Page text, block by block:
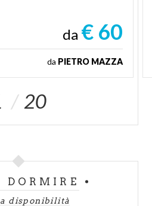
da € 60
da PIETRO MAZZA
20
DORMIRE
disponibilità